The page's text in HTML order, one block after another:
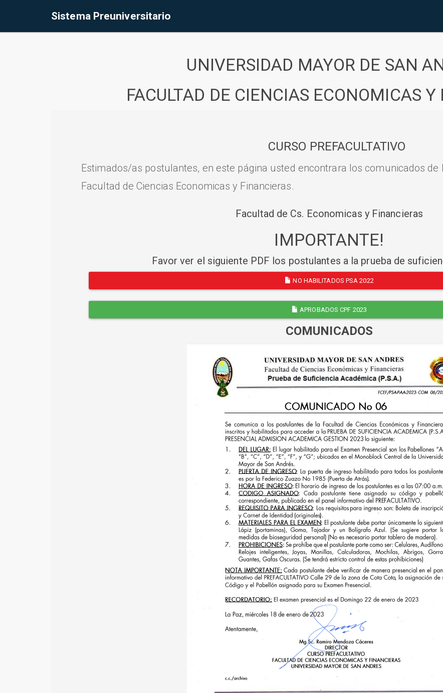
Sistema Preuniversitario
UNIVERSIDAD MAYOR DE SAN
FACULTAD DE CIENCIAS ECONOMICAS
CURSO PREFACULTATIVO
Estimados/as postulantes, en este página usted encontrara los comunicados de
Facultad de Ciencias Economicas y Financieras.
Facultad de Cs. Economicas y Financieras
IMPORTANTE!
Favor ver el siguiente PDF los postulantes a la prueba de
NO HABILITADOS PSA 2022
APROBADOS CPF 2023
COMUNICADOS